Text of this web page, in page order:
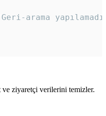
arama
ve ziyaretçi verilerini temizler.